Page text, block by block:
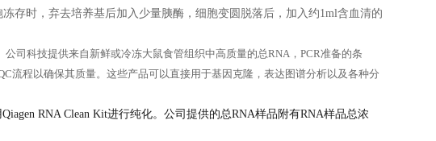
存时，弃去培养基后加入少量胰酶，细胞变圆脱落后，加入约1ml含血清的
司科技提供来自新鲜或冷冻大鼠食管组织中高质量的总RNA，PCR准备的条
流程以确保其质量。这些产品可以直接用于基因克隆，表达图谱分析以及各种分
RNA Clean Kit进行纯化。公司提供的总RNA样品附有RNA样品总浓